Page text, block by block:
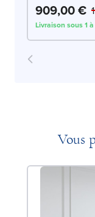
909,00 €
Livraison sous 1
Vous